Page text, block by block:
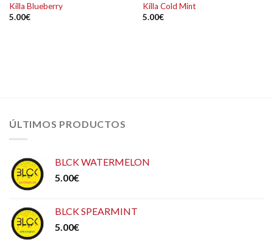
Killa Blueberry
5.00€
Killa Cold Mint
5.00€
ÚLTIMOS PRODUCTOS
BLCK WATERMELON
5.00€
BLCK SPEARMINT
5.00€